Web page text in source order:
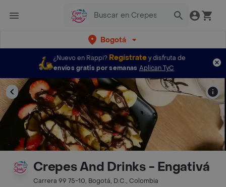
Bogotá
¿Nuevo en Rappi? Regístratey disfruta de
envíos gratis por semanas Aplican TyC
Crepes And Drinks - Engativá
Carrera 99 75-10, Bogotá, D.C., Colombia